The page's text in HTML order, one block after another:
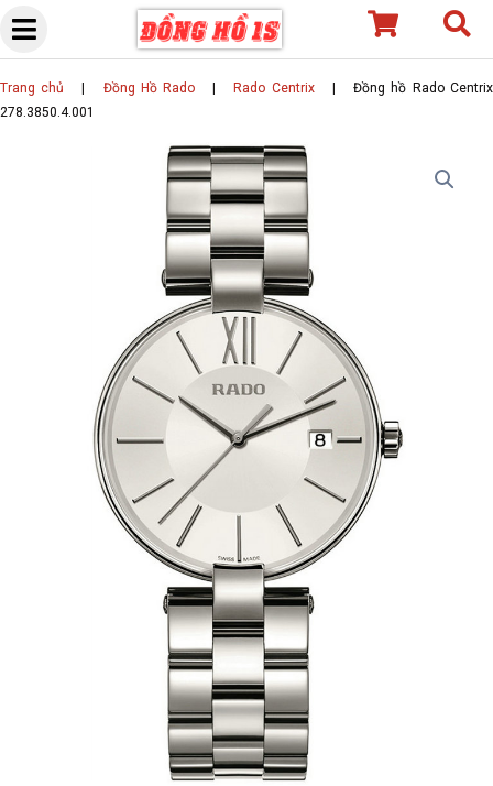
Skip
content
Trang chủ Đồng Hồ Rado Rado Centrix| Đồng hồ Rado Centrix
278.3850.4.001